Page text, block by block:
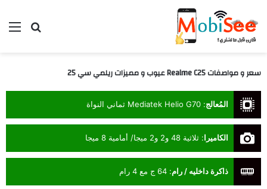
بحث
سعر و مواصفات Realme C25 عيوب و مميزات ريلمي سي 25
المُعالج: Mediatek Helio G70 ثماني النواة
الكاميرا: ثلاثية 48 و2 و2 ميجا/ أمامية 8 ميجا
ذاكرة داخليه / رام: 64 ج مع 4 رام